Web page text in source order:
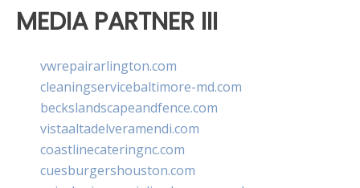
MEDIA PARTNER III
vwrepairarlington.com
cleaningservicebaltimore-md.com
beckslandscapeandfence.com
vistaaltadelveramendi.com
coastlinecateringnc.com
cuesburgershouston.com